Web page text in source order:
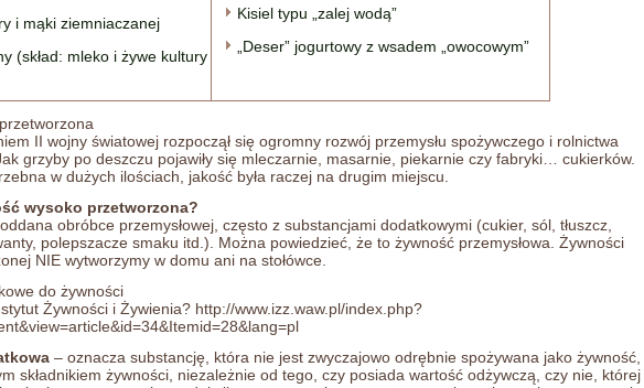
i mąki ziemniaczanej
(skład: mleko i żywe kultury
Kisiel typu „zalej wodą”
„Deser” jogurtowy z wsadem „owocowym”
II wojny światowej rozpoczął się ogromny rozwój przemysłu spożywczego i rolnictwa
grzyby po deszczu pojawiły się mleczarnie, masarnie, piekarnie czy fabryki… cukierków.
w dużych ilościach, jakość była raczej na drugim miejscu.
wysoko przetworzona?
obróbce przemysłowej, często z substancjami dodatkowymi (cukier, sól, tłuszcz,
polepszacze smaku itd.). Można powiedzieć, że to żywność przemysłowa. Żywności
NIE wytworzymy w domu ani na stołówce.
do żywności
Żywności i Żywienia? http://www.izz.waw.pl/index.php?
– oznacza substancję, która nie jest zwyczajowo odrębnie spożywana jako żywność,
składnikiem żywności, niezależnie od tego, czy posiada wartość odżywczą, czy nie, której